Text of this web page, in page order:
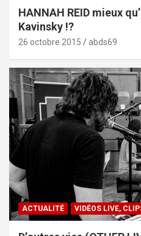
HANNAH REID mieux
Kavinsky !?
26 octobre 2015 abds69
ACTUALITÉ VIDÉOS LIVE,